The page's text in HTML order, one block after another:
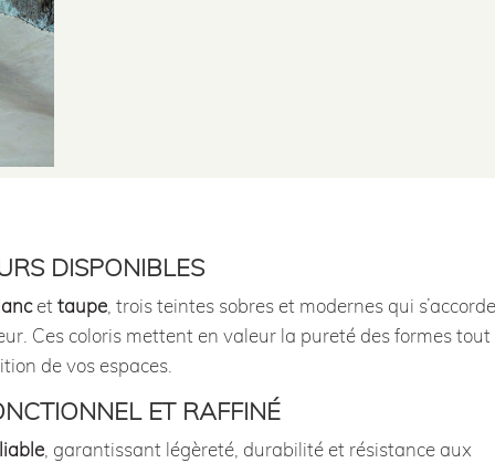
DISPONIBLES
ettaupe, trois teintes sobres et modernes qui
Ces coloris mettent en valeur la pureté des formes tout
de vos espaces.
ET RAFFINÉ
, garantissant légèreté, durabilité et résistance aux